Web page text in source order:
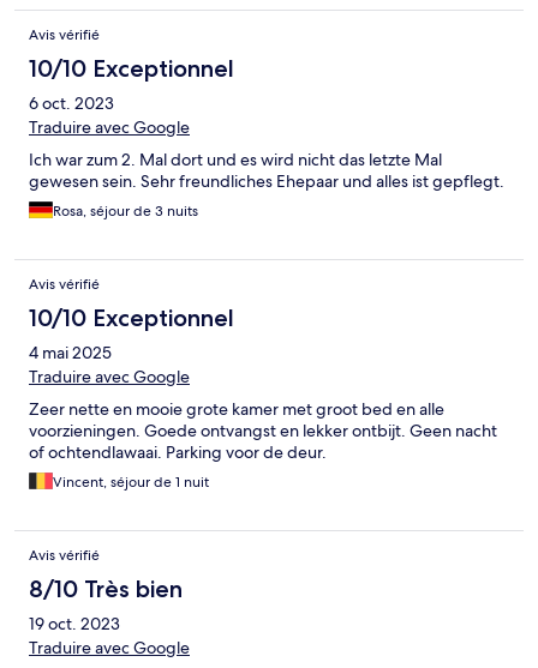
Avis vérifié
10/10 Exceptionnel
6 oct. 2023
Traduire avec Google
Ich war zum 2. Mal dort und es wird nicht das letzte Mal
gewesen sein. Sehr freundliches Ehepaar und alles ist gepflegt.
Rosa, séjour de 3 nuits
Avis vérifié
10/10 Exceptionnel
4 mai 2025
Traduire avec Google
Zeer nette en mooie grote kamer met groot bed en alle
voorzieningen. Goede ontvangst en lekker ontbijt. Geen nacht
of ochtendlawaai. Parking voor de deur.
Vincent, séjour de 1 nuit
Avis vérifié
8/10 Très bien
19 oct. 2023
Traduire avec Google